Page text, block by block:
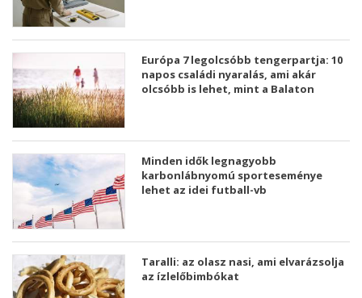
Európa 7 legolcsóbb tengerpartja: 10
napos családi nyaralás, ami akár
olcsóbb is lehet, mint a Balaton
Minden idők legnagyobb
karbonlábnyomú sporteseménye
lehet az idei futball-vb
Taralli: az olasz nasi, ami elvarázsolja
az ízlelőbimbókat